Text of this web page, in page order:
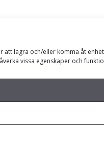
att lagra och/eller komma åt
vissa egenskaper och